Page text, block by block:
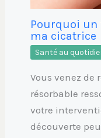
Pourquoi un
ma cicatrice
Santé au
Vous venez de
résorbable
votre
découverte